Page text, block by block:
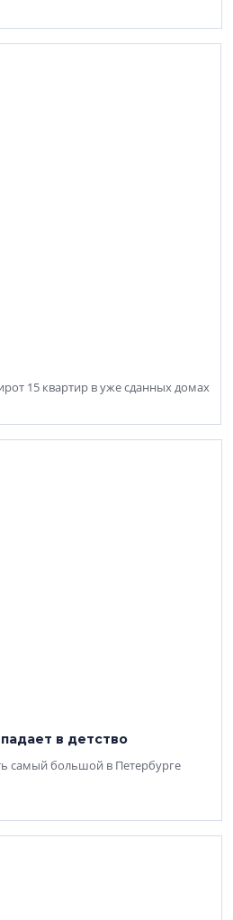
15 квартир в уже сданных домах
в детство
самый большой в Петербурге